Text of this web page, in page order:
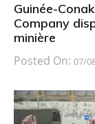
Guinée-
Company
minière
Posted On: 07/